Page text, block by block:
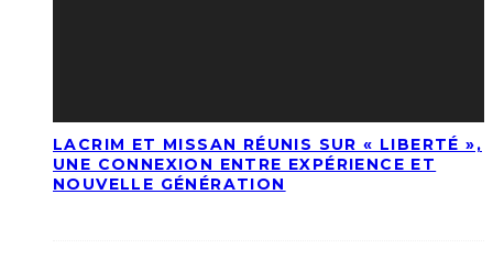
LACRIM ET MISSAN RÉUNIS SUR « LIBERTÉ »,
UNE CONNEXION ENTRE EXPÉRIENCE ET
NOUVELLE GÉNÉRATION